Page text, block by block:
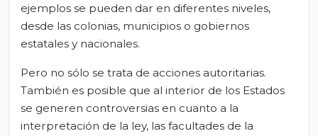
ejemplos se pueden dar en diferentes niveles,
desde las colonias, municipios o gobiernos
estatales y nacionales.
Pero no sólo se trata de acciones autoritarias.
También es posible que al interior de los Estados
se generen controversias en cuanto a la
interpretación de la ley, las facultades de la